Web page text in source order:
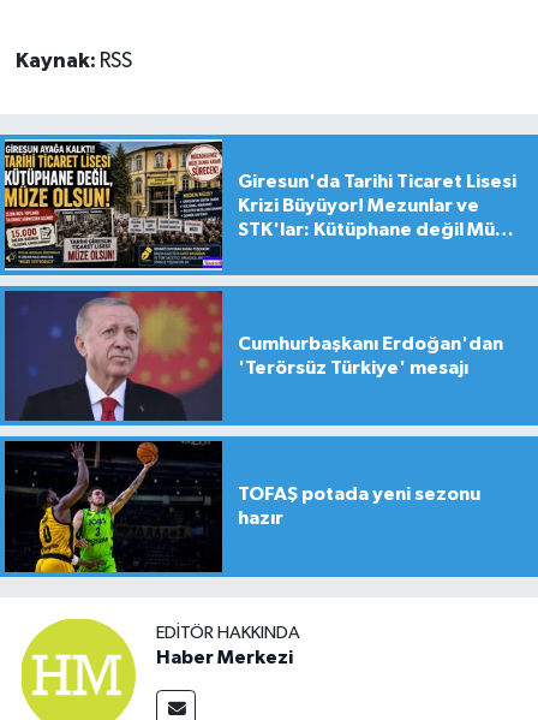
Kaynak: RSS
Giresun'da Tarihi Ticaret Lisesi
Krizi Büyüyor! Mezunlar ve
STK'lar: Kütüphane değil Müze
Cumhurbaşkanı Erdoğan'dan
'Terörsüz Türkiye' mesajı
TOFAŞ potada yeni sezonu
hazır
EDITÖR HAKKINDA
Haber Merkezi